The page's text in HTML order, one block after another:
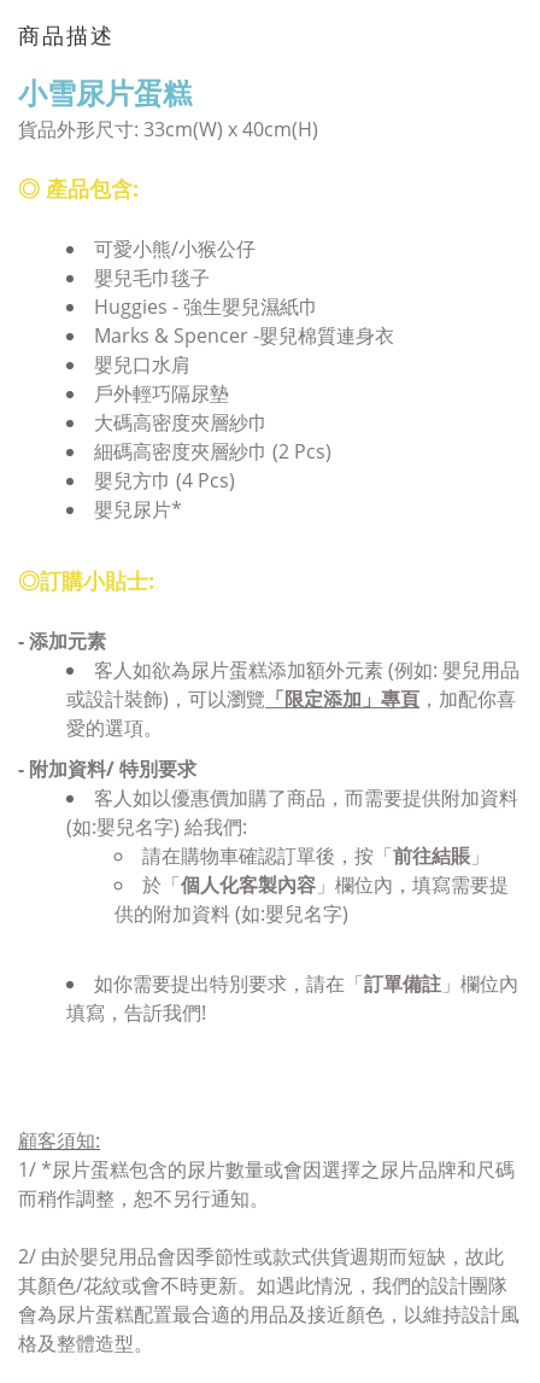
商品描述
小雪尿片蛋糕
貨品外形尺寸: 33cm(W) x 40cm(H)
◎ 產品包含:
可愛小熊/小猴公仔
嬰兒毛巾毯子
Huggies - 強生嬰兒濕紙巾
Marks & Spencer -嬰兒棉質連身衣
嬰兒口水肩
戶外輕巧隔尿墊
大碼高密度夾層紗巾
細碼高密度夾層紗巾 (2 Pcs)
嬰兒方巾 (4 Pcs)
嬰兒尿片*
◎訂購小貼士:
- 添加元素
客人如欲為尿片蛋糕添加額外元素 (例如: 嬰兒用品
或設計裝飾)，可以瀏覽 「限定添加」專頁 ，加配你喜
愛的選項。
- 附加資料/ 特別要求
客人如以優惠價加購了商品，而需要提供附加資料
(如:嬰兒名字) 給我們:
請在購物車確認訂單後，按「前往結賬 」
於「個人化客製內容 」欄位內，填寫需要提
供的附加資料 (如:嬰兒名字)
如你需要提出特別要求，請在「訂單備註 」欄位內
填寫，告訢我們!
顧客須知:
1/ *尿片蛋糕包含的尿片數量或會因選擇之尿片品牌和尺碼
而稍作調整，恕不另行通知。
2/ 由於嬰兒用品會因季節性或款式供貨週期而短缺 ，故此
其顏色/花紋或會不時更新。 如遇此情況， 我們的設計團隊
會為尿片蛋糕配置最合適的用品及接近顏色，以維持設計風
格及整體造型。